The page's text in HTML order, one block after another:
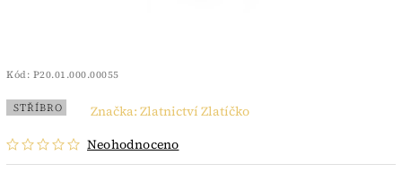
Kód: P20.01.000.00055
STŘÍBRO
Neohodnoceno
Značka: Zlatnictví Zlatíčko